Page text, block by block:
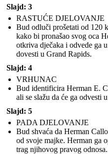
Slajd: 3
RASTUĆE DJELOVANJE
Bud odluči prošetati od 120
kako bi pronašao svog oca
otkriva dječaka i odvede ga
dovesti u Grand Rapids.
Slajd: 4
VRHUNAC
Bud identificira Herman E.
ali se slažu da će ga odvesti
Slajd: 5
PADA DJELOVANJE
Bud shvaća da Herman
od svoje majke. Herman ga
trag njihovog pravog odnosa.